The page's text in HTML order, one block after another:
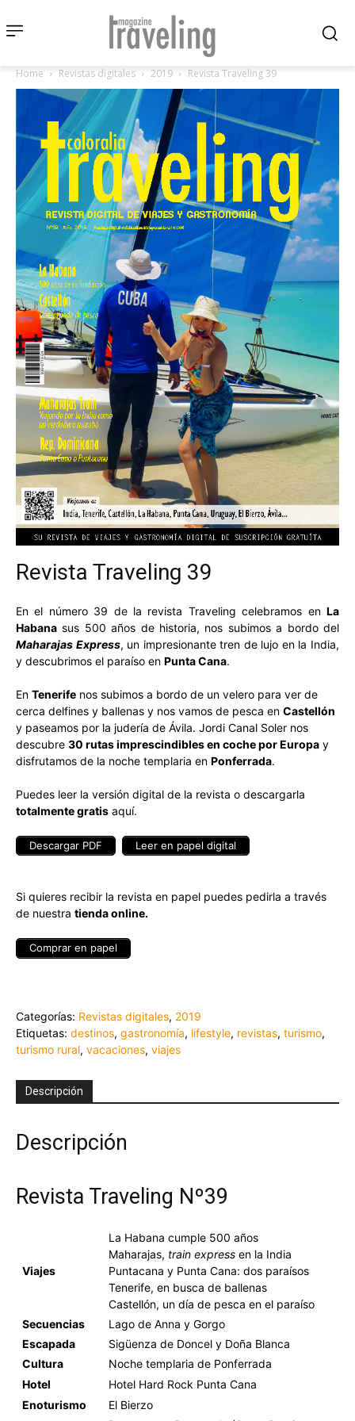
Home Revistas digitales 2019 Revista Traveling 39
Revista Traveling 39
En el número 39 de la revista Traveling celebramos en La
Habana sus 500 años de historia, nos subimos a bordo del
Maharajas Express, un impresionante tren de lujo en la India,
y descubrimos el paraíso en Punta Cana.
En Tenerife nos subimos a bordo de un velero para ver de
cerca delfines y ballenas y nos vamos de pesca en Castellón
y paseamos por la judería de Ávila. Jordi Canal Soler nos
descubre 30 rutas imprescindibles en coche por Europa y
disfrutamos de la noche templaria en Ponferrada.
Puedes leer la versión digital de la revista o descargarla
totalmente gratis aquí.
Descargar PDF Leer en papel digital
Si quieres recibir la revista en papel puedes pedirla a través
de nuestra tienda online.
Comprar en papel
Categorías: Revistas digitales, 2019
Etiquetas: destinos, gastronomía, lifestyle, revistas, turismo,
turismo rural, vacaciones, viajes
Descripción
Descripción
Revista Traveling Nº39
Viajes
La Habana cumple 500 años
Maharajas, train express en la India
Puntacana y Punta Cana: dos paraísos
Tenerife, en busca de ballenas
Castellón, un día de pesca en el paraíso
Secuencias
Lago de Anna y Gorgo
Escapada
Sigüenza de Doncel y Doña Blanca
Cultura
Noche templaria de Ponferrada
Hotel
Hotel Hard Rock Punta Cana
Enoturismo
El Bierzo